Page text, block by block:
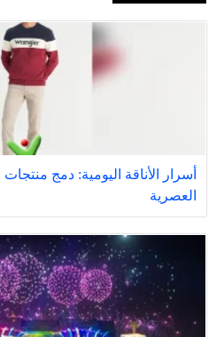
أسرار الأناقة اليومية: دمج
العصرية